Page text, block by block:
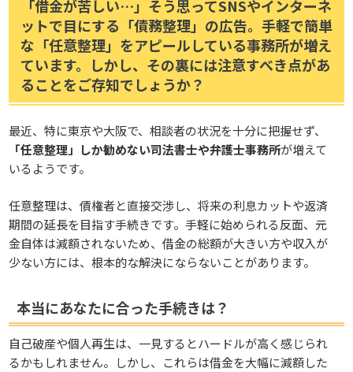
「借金が苦しい…」そう思ってSNSやインターネ
ットで目にする「債務整理」の広告。手軽で簡単
な「任意整理」をアピールしている事務所が増え
ています。しかし、その裏には注意すべき点があ
ることをご存知でしょうか？
最近、特に東京や大阪で、相談者の状況を十分に把握せず、
「任意整理」しか勧めない司法書士や弁護士事務所が増えて
いるようです。
任意整理は、債権者と直接交渉し、将来の利息カットや返済
期間の延長を目指す手続きです。手軽に始められる反面、元
金自体は減額されないため、借金の総額が大きい方や収入が
少ない方には、根本的な解決にならないことがあります。
本当にあなたに合った手続きは？
自己破産や個人再生は、一見するとハードルが高く感じられ
るかもしれません。しかし、これらは借金を大幅に減額した